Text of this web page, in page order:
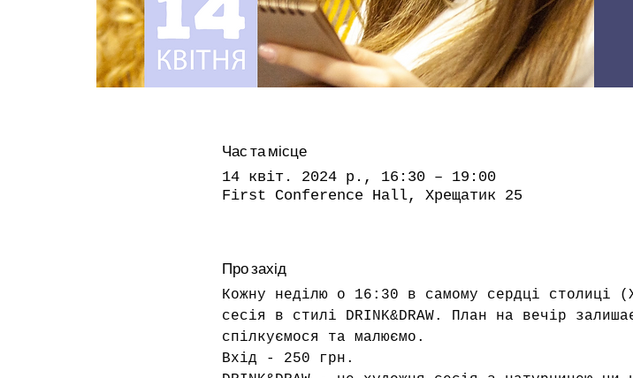
Час та місце
14 квіт. 2024 р., 16:30 – 19:00
First Conference Hall, Хрещатик 25
Про захід
Кожну неділю о 16:30 в самому сердці столиці
сесія в стилі DRINK&DRAW. План на вечір
спілкуємося та малюємо.
Вхід - 250 грн.